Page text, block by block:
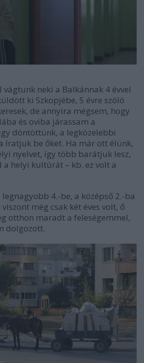
vágtunk neki a Balkánnak 4 évvel
ki Szkopjébe, 5 évre szóló
de annyira mégsem, hogy
és oviba járassam a
döntöttünk, a legközelebbi
íratjuk be őket. Ha már ott élünk,
nyelvet, így több barátjuk lesz,
helyi kultúrát – kb. ez volt a
4.-be, a középső 2.-ba
még csak két éves volt, ő
otthon maradt a feleségemmel,
dolgozott.